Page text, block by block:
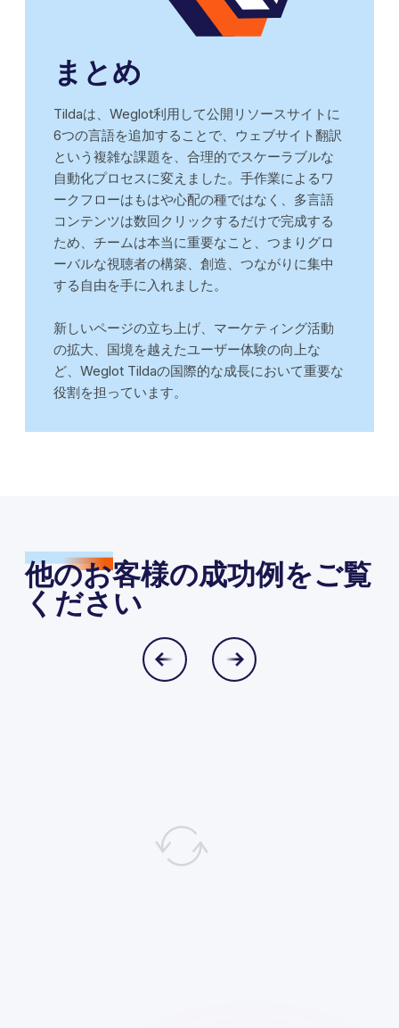
まとめ
Tildaは、Weglot利用して公開リソースサイトに
6つの言語を追加することで、ウェブサイト翻訳
という複雑な課題を、合理的でスケーラブルな
自動化プロセスに変えました。手作業によるワ
ークフローはもはや心配の種ではなく、多言語
コンテンツは数回クリックするだけで完成する
ため、チームは本当に重要なこと、つまりグロ
ーバルな視聴者の構築、創造、つながりに集中
する自由を手に入れました。
新しいページの立ち上げ、マーケティング活動
の拡大、国境を越えたユーザー体験の向上な
ど、Weglot Tildaの国際的な成長において重要な
役割を担っています。
他のお客様の成功例をご覧
ください